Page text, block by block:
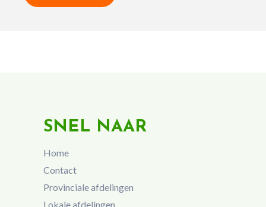
SNEL NAAR
Home
Contact
Provinciale afdelingen
Lokale afdelingen